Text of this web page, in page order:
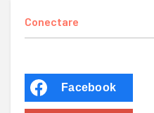
Conectare
Facebook